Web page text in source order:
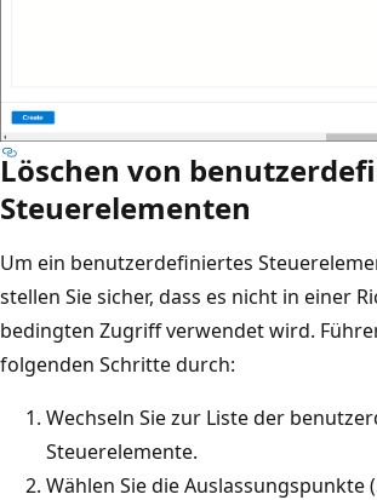
Löschen von
Steuerelementen
Um ein benutzerdefiniertes
stellen Sie sicher, dass es nicht in einer
bedingten Zugriff verwendet wird.
folgenden Schritte durch:
Wechseln Sie zur Liste der
Steuerelemente.
Wählen Sie die Auslassungspunkte